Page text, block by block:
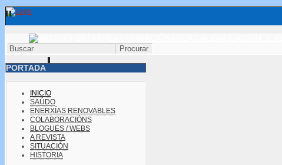
PORTADA
INICIO
SAÚDO
ENERXÍAS RENOVABLES
COLABORACIÓNS
BLOGUES / WEBS
A REVISTA
SITUACIÓN
HISTORIA